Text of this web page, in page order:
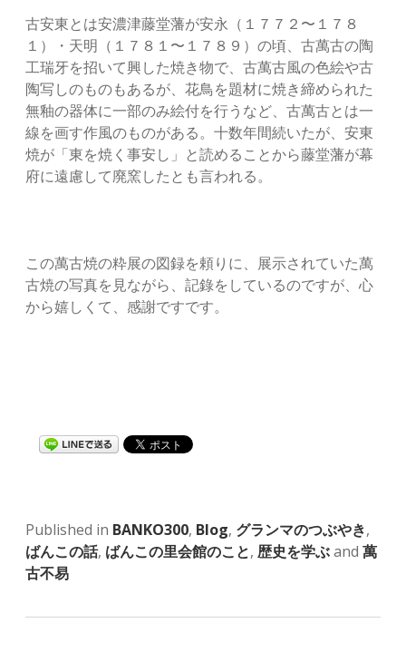
古安東とは安濃津藤堂藩が安永（１７７２〜１７８
１）・天明（１７８１〜１７８９）の頃、古萬古の陶
工瑞牙を招いて興した焼き物で、古萬古風の色絵や古
陶写しのものもあるが、花鳥を題材に焼き締められた
無釉の器体に一部のみ絵付を行うなど、古萬古とは一
線を画す作風のものがある。十数年間続いたが、安東
焼が「東を焼く事安し」と読めることから藤堂藩が幕
府に遠慮して廃窯したとも言われる。
この萬古焼の粋展の図録を頼りに、展示されていた萬
古焼の写真を見ながら、記錄をしているのですが、心
から嬉しくて、感謝ですです。
Published in BANKO300, Blog, グランマのつぶやき,
ばんこの話, ばんこの里会館のこと, 歴史を学ぶand 萬
古不易